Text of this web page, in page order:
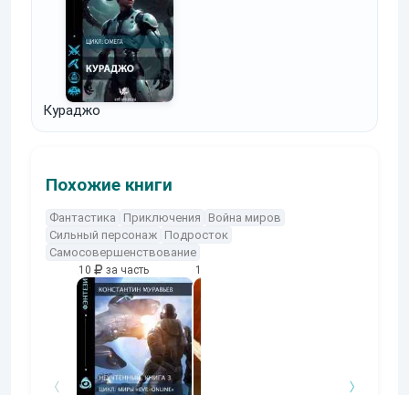
Кураджо
Похожие книги
Фантастика Приключения
Война миров
Сильный персонаж Подросток
Самосовершенствование
10 за часть 10